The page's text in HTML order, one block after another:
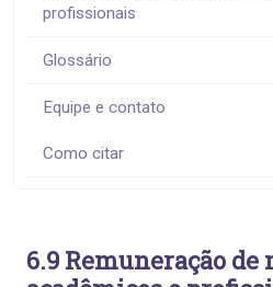
profissionais
Glossário
Equipe e contato
Como citar
6.9 Remuneração de